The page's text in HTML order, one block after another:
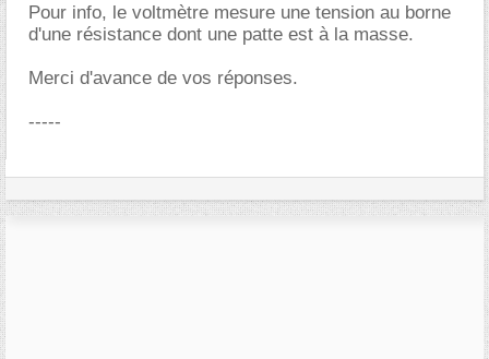
Pour info, le voltmètre mesure une tension au borne
d'une résistance dont une patte est à la masse.
Merci d'avance de vos réponses.
-----